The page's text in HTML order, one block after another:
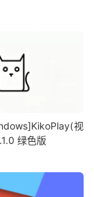
视
绿色版